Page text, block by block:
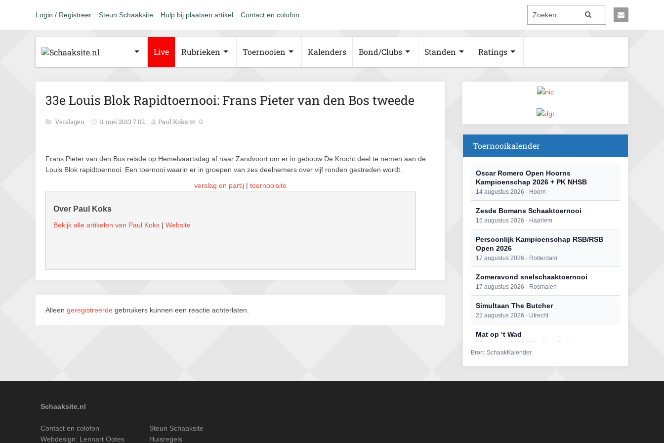
Login / Registreer Steun Schaaksite Hulp bij plaatsen artikel Contact en colofon
Live Rubrieken Toernooien Kalenders Bond/Clubs Standen Ratings
33e Louis Blok Rapidtoernooi: Frans Pieter van den Bos tweede
Verslagen 11 mei 2013 7:02 Paul Koks 0
Frans Pieter van den Bos reisde op Hemelvaartsdag af naar Zandvoort om er in gebouw De Krocht deel te nemen aan de
Louis Blok rapidtoernooi. Een toernooi waarin er in groepen van zes deelnemers over vijf ronden gestreden wordt.
verslag en partij| toernooisite
Over Paul Koks
Bekijk alle artikelen van Paul Koks | Website
Alleen geregistreerde gebruikers kunnen een reactie achterlaten.
Toernooikalender
Oscar Romero Open Hoorns
Kampioenschap 2026 + PK NHSB
14 augustus 2026 · Hoorn
Zesde Bomans Schaaktoernooi
16 augustus 2026 · Haarlem
Persoonlijk Kampioenschap RSB/RSB
Open 2026
17 augustus 2026 · Rotterdam
Zomeravond snelschaaktoernooi
17 augustus 2026 · Rosmalen
Simultaan The Butcher
22 augustus 2026 · Utrecht
Mat op ‘t Wad
22 augustus 2026 · Den Burg, Texel
22 augustus 2026 · Udenhout, Gemeente Tilburg
Bron: SchaakKalender
Schaaksite.nl
Contact en colofon
Webdesign: Lennart Ootes
Steun Schaaksite
Huisregels